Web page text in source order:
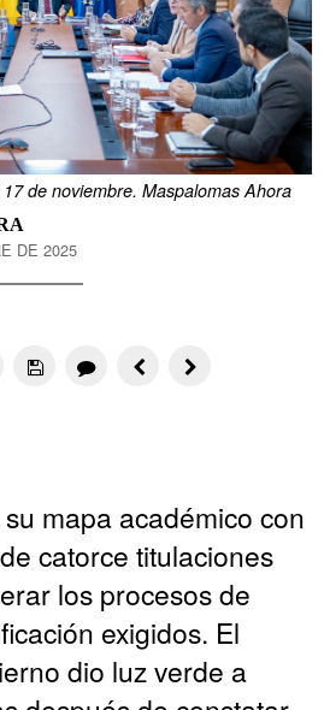
de noviembre. Maspalomas Ahora
DE 2025
mapa académico con
catorce titulaciones
los procesos de
exigidos. El
dio luz verde a